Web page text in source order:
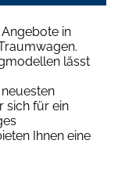
in
lässt
sich für ein
Ihnen eine